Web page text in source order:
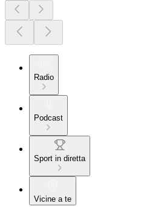
Radio
Podcast
Sport in diretta
Vicine a te